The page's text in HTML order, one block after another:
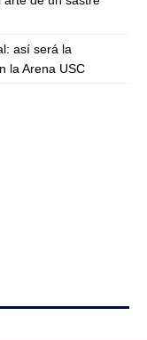
así será la
la Arena USC